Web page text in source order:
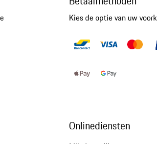
Kies de optie van uw
Onlinediensten